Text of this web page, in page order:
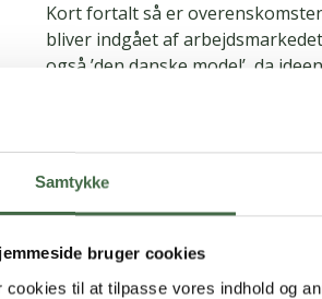
Samtykke
bruger cookies
cookies til at tilpasse vores indhold og
Kort fortalt så er
bliver indgået af
også ’den danske model’, da
tilkæmpet ved tidligere
Rent praktisk har de seneste
offentligt ansatte inden for tre
det statslige - hvor ansatte i